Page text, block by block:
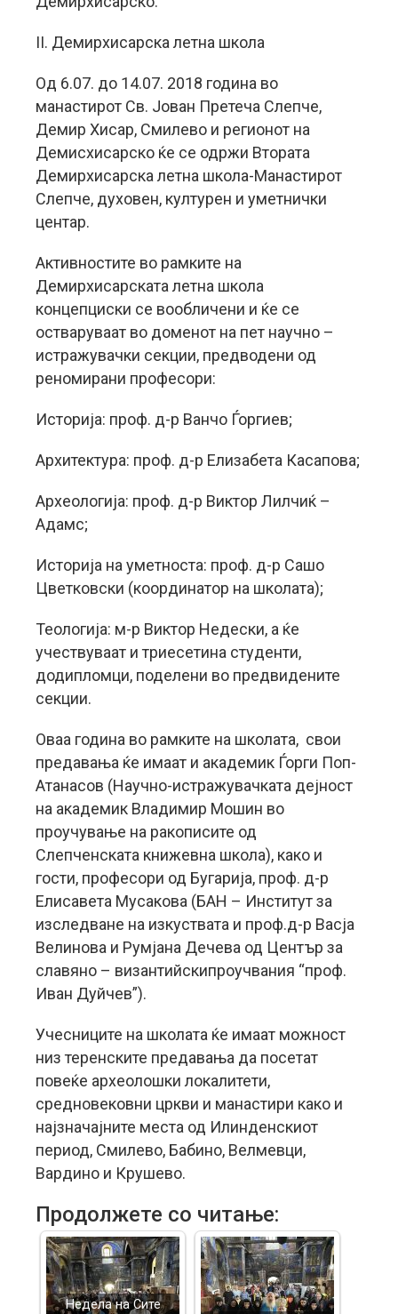
II. Демирхисарска летна школa
Од 6.07. до 14.07. 2018 година во
манастирот Св. Јован Претеча Слепче,
Демир Хисар, Смилево и регионот на
Демисхисарско ќе се одржи Втората
Демирхисарска летна школа-Манастирот
Слепче, духовен, културен и уметнички
центар.
Активностите во рамките на
Демирхисарската летна школа
концепциски се вообличени и ќе се
остваруваат во доменот на пет научно –
истражувачки секции, предводени од
реномирани професори:
Историја: проф. д-р Ванчо Ѓоргиев;
Архитектура: проф. д-р Елизабета Касапова;
Археологија: проф. д-р Виктор Лилчиќ –
Адамс;
Историја на уметноста: проф. д-р Сашо
Цветковски (координатор на школата);
Теологија: м-р Виктор Недески, а ќе
учествуваат и триесетина студенти,
додипломци, поделени во предвидените
секции.
Оваа година во рамките на школата, свои
предавања ќе имаат и академик Ѓорги Поп-
Атанасов (Научно-истражувачката дејност
на академик Владимир Мошин во
проучување на ракописите од
Слепченската книжевна школа), како и
гости, професори од Бугарија, проф. д-р
Елисавета Мусакова (БАН – Институт за
изследване на изкуствата и проф.д-р Васја
Велинова и Румјана Дечева од Център за
славяно – византийскипроучвания “проф.
Иван Дуйчев”).
Учесниците на школата ќе имаат можност
низ теренските предавања да посетат
повеќе археолошки локалитети,
средновековни цркви и манастири како и
најзначајните места од Илинденскиот
период, Смилево, Бабино, Велмевци,
Вардино и Крушево.
Продолжете со читање:
Недела на Сите